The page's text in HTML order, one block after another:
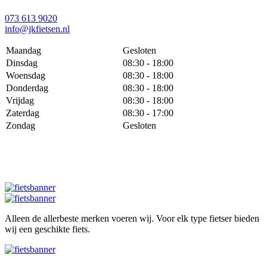
073 613 9020
info@jkfietsen.nl
Maandag
Gesloten
Dinsdag
08:30 - 18:00
Woensdag
08:30 - 18:00
Donderdag
08:30 - 18:00
Vrijdag
08:30 - 18:00
Zaterdag
08:30 - 17:00
Zondag
Gesloten
Alleen de allerbeste merken voeren wij. Voor elk type fietser bieden
wij een geschikte fiets.